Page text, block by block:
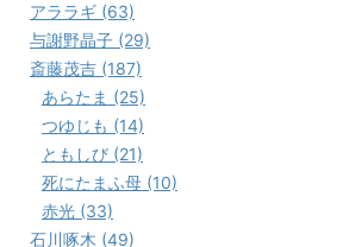
アララギ (63)
与謝野晶子 (29)
斎藤茂吉 (187)
あらたま (25)
つゆじも (14)
ともしび (21)
死にたまふ母 (10)
赤光 (33)
石川啄木 (49)